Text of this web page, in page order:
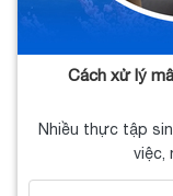
Cách xử lý
Nhiều thực tập
việc,